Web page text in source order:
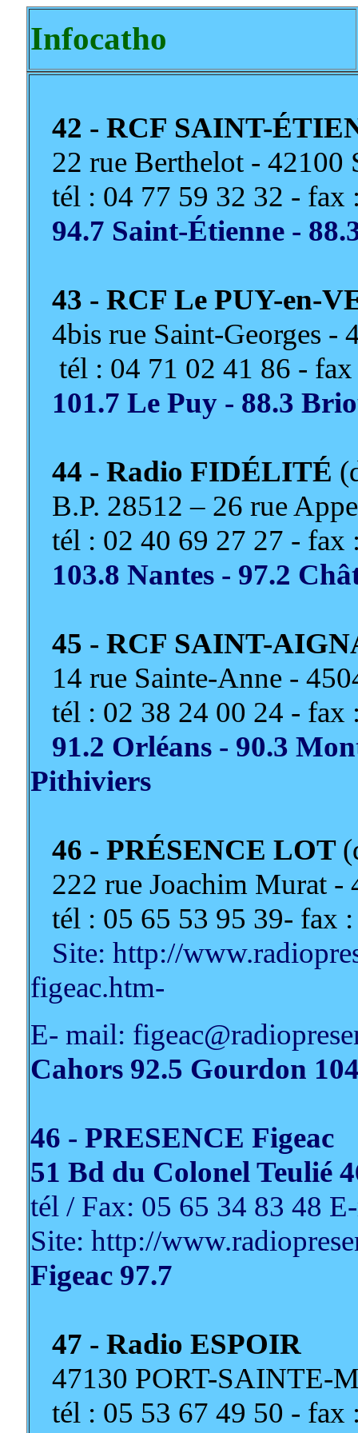
Infocatho
42 - RCF SAINT-
22 rue Berthelot -
tél : 04 77 59 32 32 -
94.7 Saint-Étienne -
43 - RCF Le PUY-en-
4bis rue Saint-Georges
tél : 04 71 02 41 86 -
101.7 Le Puy - 88.3
44 - Radio FIDÉLITÉ
B.P. 28512 – 26 rue
tél : 02 40 69 27 27 - fax
103.8 Nantes - 97.2
45 - RCF SAINT-
14 rue Sainte-Anne -
tél : 02 38 24 00 24 - fax
91.2 Orléans - 90.3
Pithiviers
46 - PRÉSENCE LOT
222 rue Joachim Murat -
tél : 05 65 53 95 39- fax
Site: http://
figeac.htm-
E- mail:
Cahors 92.5 Gourdon
46 - PRESENCE Figeac
51 Bd du Colonel Teulié
tél / Fax: 05 65 34 83 48
Site: http://
Figeac 97.7
47 - Radio ESPOIR
47130 PORT-SAINTE-
tél : 05 53 67 49 50 - fax